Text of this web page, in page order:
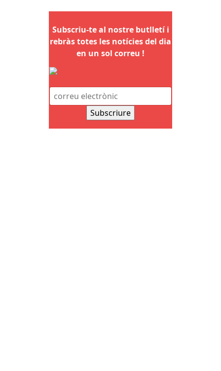
Subscriu-te al nostre butlletí i
rebràs totes les notícies del dia
en un sol correu !